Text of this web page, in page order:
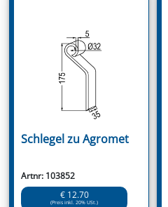
Schlegel zu Agromet
Artnr: 103852
€ 12.70
(Preis inkl. 20% USt.)